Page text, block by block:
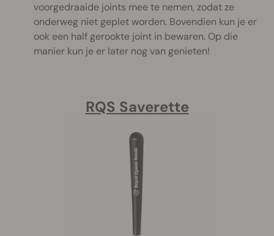
voorgedraaide joints mee te nemen, zodat ze
onderweg niet geplet worden. Bovendien kun je er
ook een half gerookte joint in bewaren. Op die
manier kun je er later nog van genieten!
RQS Saverette